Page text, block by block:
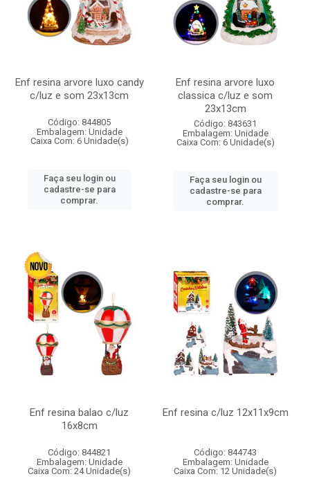
Enf resina arvore luxo candy
c/luz e som 23x13cm
Código: 844805
Embalagem: Unidade
Caixa Com: 6 Unidade(s)
Faça seu login ou
cadastre-se para
comprar.
Enf resina arvore luxo
classica c/luz e som
23x13cm
Código: 843631
Embalagem: Unidade
Caixa Com: 6 Unidade(s)
Faça seu login ou
cadastre-se para
comprar.
Enf resina balao c/luz
16x8cm
Código: 844821
Embalagem: Unidade
Caixa Com: 24 Unidade(s)
Enf resina c/luz 12x11x9cm
Código: 844743
Embalagem: Unidade
Caixa Com: 12 Unidade(s)